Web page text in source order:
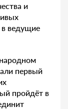
и
в ведущие
первый
пройдёт в